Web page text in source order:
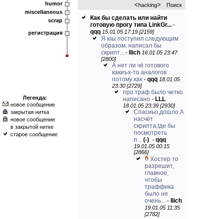
humor
miscellaneous
scrap
регистрация
Легенда:
новое сообщение
закрытая нитка
новое сообщение
в закрытой нитке
старое сообщение
<hacking> Поиск
Как бы сделать или найти
готовую прогу типа LinkGr... -
qqq 15.01.05 17:19 [2159]
Я юы поступил следующим
образом: написал бы
скрипт... - Ilich 16.01.05 23:47
[2800]
А нет ли чё готового
какиъх-то аналогов
потому как - qqq 18.01.05
23:30 [2729]
про траф было четко
написано - LLL
18.01.05 23:39 [2930]
Спасиьо,дошло.А
насчёт
скрипта,где бы
посмотреть
п... (-) - qqq
19.01.05 00:15
[2866]
Хостер то
разрешит,
главное,
чтобы
траффика
было не
очень... - Ilich
19.01.05 11:35
[2782]